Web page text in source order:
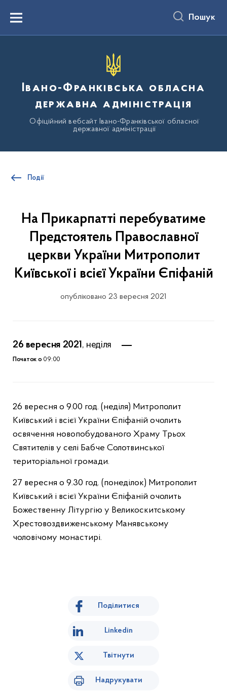
вмістуMenu Пошук
Івано-Франківська обласна
державна адміністрація
Офіційний вебсайт Івано-Франківської обласної
державної адміністрації
Події
На Прикарпатті перебуватиме
Предстоятель Православної
церкви України Митрополит
Київської і всієї України Єпіфаній
опубліковано 23 вересня 2021
26 вересня 2021, неділя
Початок о 09:00
26 вересня о 9.00 год. (неділя) Митрополит
Київський і всієї України Єпіфаній очолить
освячення новопобудованого Храму Трьох
Святителів у селі Бабче Солотвинської
територіальної громади.
27 вересня о 9.30 год. (понеділок) Митрополит
Київський і всієї України Єпіфаній очолить
Божественну Літургію у Великоскитському
Хрестовоздвиженському Манявському
чоловічому монастирі.
Поділитися
Linkedin
Твітнути
Надрукувати